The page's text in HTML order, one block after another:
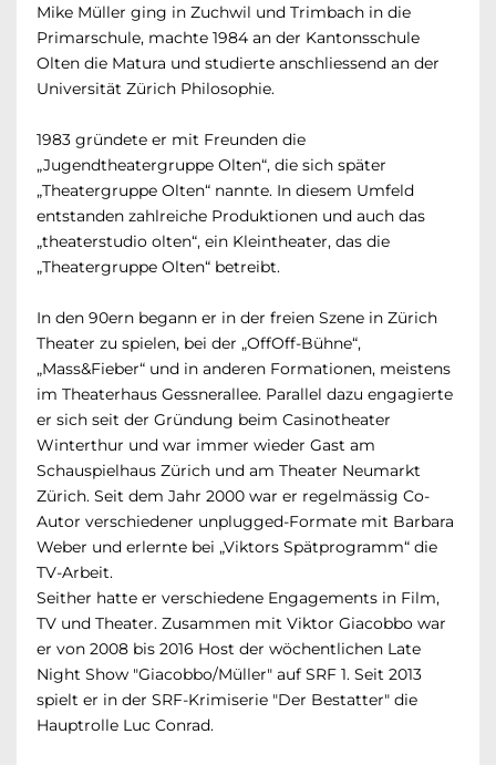
Mike Müller ging in Zuchwil und Trimbach in die
Primarschule, machte 1984 an der Kantonsschule
Olten die Matura und studierte anschliessend an der
Universität Zürich Philosophie.
1983 gründete er mit Freunden die
„Jugendtheatergruppe Olten“, die sich später
„Theatergruppe Olten“ nannte. In diesem Umfeld
entstanden zahlreiche Produktionen und auch das
„theaterstudio olten“, ein Kleintheater, das die
„Theatergruppe Olten“ betreibt.
In den 90ern begann er in der freien Szene in Zürich
Theater zu spielen, bei der „OffOff-Bühne“,
„Mass&Fieber“ und in anderen Formationen, meistens
im Theaterhaus Gessnerallee. Parallel dazu engagierte
er sich seit der Gründung beim Casinotheater
Winterthur und war immer wieder Gast am
Schauspielhaus Zürich und am Theater Neumarkt
Zürich. Seit dem Jahr 2000 war er regelmässig Co-
Autor verschiedener unplugged-Formate mit Barbara
Weber und erlernte bei „Viktors Spätprogramm“ die
TV-Arbeit.
Seither hatte er verschiedene Engagements in Film,
TV und Theater. Zusammen mit Viktor Giacobbo war
er von 2008 bis 2016 Host der wöchentlichen Late
Night Show "Giacobbo/Müller" auf SRF 1. Seit 2013
spielt er in der SRF-Krimiserie "Der Bestatter" die
Hauptrolle Luc Conrad.